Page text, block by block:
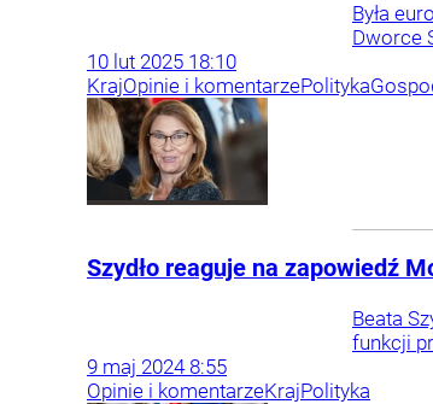
Była
Dworce
10 lut 2025 18:10
KrajOpinie i komentarzePolityka
Szydło reaguje na zapowiedź
Beata
funkcji
9 maj 2024 8:55
Opinie i komentarzeKrajPolityka